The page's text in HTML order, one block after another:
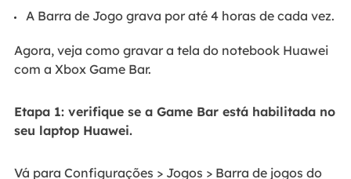
A Barra de Jogo grava por até 4 horas de cada vez.
Agora, veja como gravar a tela do notebook Huawei
com a Xbox Game Bar.
Etapa 1: verifique se a Game Bar está habilitada no
seu laptop Huawei.
Vá para Configurações > Jogos > Barra de jogos do